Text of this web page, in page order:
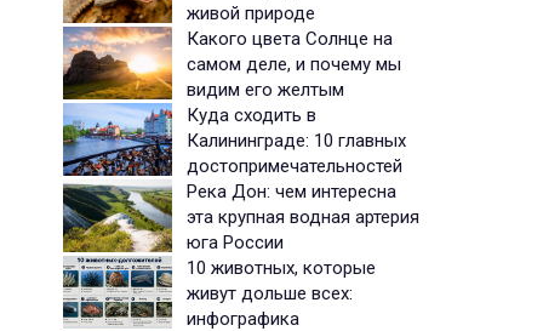
живой природе
Какого цвета Солнце на
самом деле, и почему мы
видим его желтым
Куда сходить в
Калининграде: 10 главных
достопримечательностей
Река Дон: чем интересна
эта крупная водная артерия
юга России
10 животных, которые
живут дольше всех:
инфографика